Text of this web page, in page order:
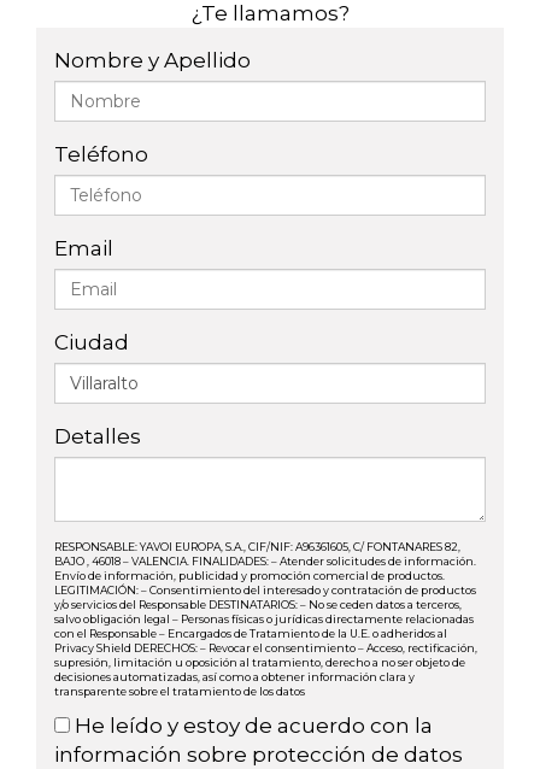
¿Te llamamos?
Nombre y Apellido
Teléfono
Email
Ciudad
Detalles
RESPONSABLE: YAVOI EUROPA, S.A., CIF/NIF: A96361605, C/ FONTANARES 82,
BAJO , 46018 – VALENCIA. FINALIDADES: – Atender solicitudes de información.
Envío de información, publicidad y promoción comercial de productos.
LEGITIMACIÓN: – Consentimiento del interesado y contratación de productos
y/o servicios del Responsable DESTINATARIOS: – No se ceden datos a terceros,
salvo obligación legal – Personas físicas o jurídicas directamente relacionadas
con el Responsable – Encargados de Tratamiento de la U.E. o adheridos al
Privacy Shield DERECHOS: – Revocar el consentimiento – Acceso, rectificación,
supresión, limitación u oposición al tratamiento, derecho a no ser objeto de
decisiones automatizadas, así como a obtener información clara y
transparente sobre el tratamiento de los datos
He leído y estoy de acuerdo con la
información sobre protección de datos